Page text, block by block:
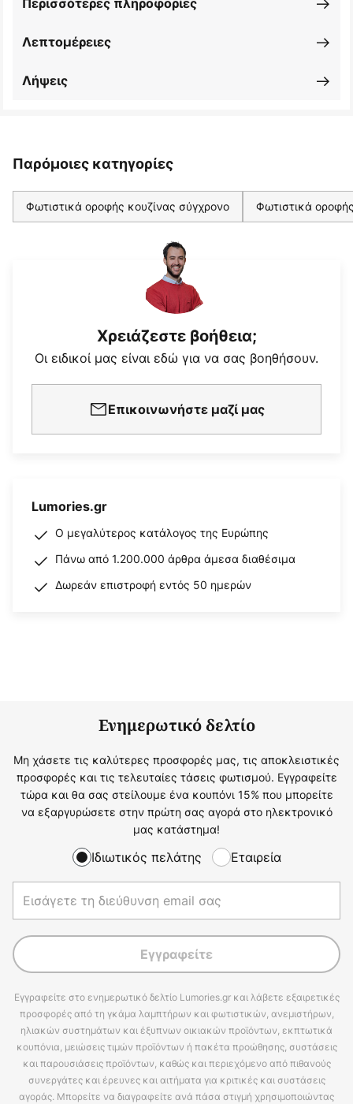
Λεπτομέρειες
Περισσότερες πληροφορίες
Λήψεις
Παρόμοιες κατηγορίες
Φωτιστικά οροφής κουζίνας σύγχρονο Φωτιστικά
Χρειάζεστε βοήθεια;
Οι ειδικοί μας είναι εδώ για να σας βοηθήσουν.
Επικοινωνήστε μαζί μας
Lumories.gr
Ο μεγαλύτερος κατάλογος της Ευρώπης
Πάνω από 1.200.000 άρθρα άμεσα διαθέσιμα
Δωρεάν επιστροφή εντός 50 ημερών
Ενημερωτικό δελτίο
Μη χάσετε τις καλύτερες προσφορές μας, τις αποκλειστικές
προσφορές και τις τελευταίες τάσεις φωτισμού. Εγγραφείτε
τώρα και θα σας στείλουμε ένα κουπόνι 15% που μπορείτε
να εξαργυρώσετε στην πρώτη σας αγορά στο ηλεκτρονικό
μας κατάστημα!
Ιδιωτικός πελάτης Εταιρεία
Εγγραφείτε
Εγγραφείτε στο ενημερωτικό δελτίο Lumories.gr και λάβετε εξαιρετικές
προσφορές από τη γκάμα λαμπτήρων και φωτιστικών, ανεμιστήρων,
ηλιακών συστημάτων και έξυπνων οικιακών προϊόντων, εκπτωτικά
κουπόνια, μειώσεις τιμών προϊόντων ή πακέτα προώθησης, συστάσεις
και παρουσιάσεις προϊόντων, καθώς και περιεχόμενο από πιθανούς
συνεργάτες και έρευνες και αιτήματα για κριτικές και συστάσεις
αγοράς. Μπορείτε να διαγραφείτε ανά πάσα στιγμή χρησιμοποιώντας